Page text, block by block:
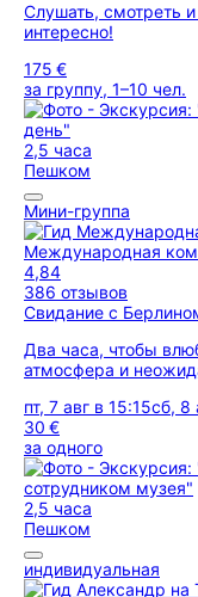
Слушать, смотреть
интересно!
175 €
за группу, 1–10 чел.
2,5 часа
Пешком
Мини-группа
Международная
4,84
386 отзывов
Свидание с
Два часа, чтобы
атмосфера и
пт, 7 авг в 15:15сб, 8
30 €
за одного
2,5 часа
Пешком
индивидуальная